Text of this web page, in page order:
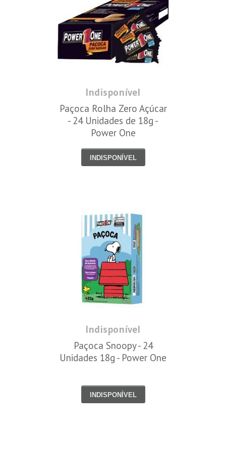
Indisponível
Paçoca Rolha Zero Açúcar
- 24 Unidades de 18g -
Power One
INDISPONÍVEL
Indisponível
Paçoca Snoopy - 24
Unidades 18g - Power One
INDISPONÍVEL